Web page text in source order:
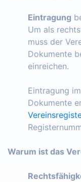
Eintragung
Um als
muss der
Dokumente
einreichen.
Eintragung im
Dokumente
Warum ist das